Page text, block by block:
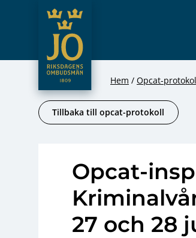
Hoppa till innehåll
JO – Riksdagens Ombudsmän
Hem Opcat-
Tillbaka till opcat-protokoll
Opcat-
27 och 28